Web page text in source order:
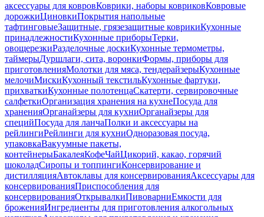
аксессуары для ковровКоврики, наборы ковриковКовровые
дорожкиЦиновкиПокрытия напольные
тафтинговыеЗащитные, грязезащитные коврикиКухонные
принадлежностиКухонные приборыТерки,
овощерезкиРазделочные доскиКухонные термометры,
таймерыДуршлаги, сита, воронкиФормы, приборы для
приготовленияМолотки для мяса, тендерайзерыКухонные
мелочиМискиКухонный текстильКухонные фартуки,
прихваткиКухонные полотенцаСкатерти, сервировочные
салфеткиОрганизация хранения на кухнеПосуда для
храненияОрганайзеры для кухниОрганайзеры для
специйПосуда для ланчаПолки и аксессуары на
рейлингиРейлинги для кухниОдноразовая посуда,
упаковкаВакуумные пакеты,
контейнерыБакалеяКофеЧайЦикорий, какао, горячий
шоколадСиропы и топпингиКонсервирование и
дистилляцияАвтоклавы для консервированияАксессуары для
консервированияПриспособления для
консервированияОткрывалкиПивоварниЕмкости для
броженияИнгредиенты для приготовления алкогольных